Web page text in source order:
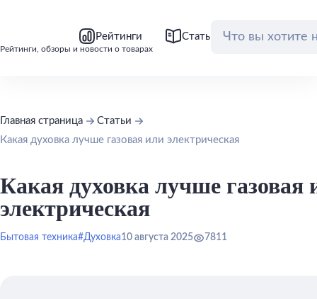
Рейтинги, обзоры и новости о товарах
Рейтинги Статьи Обзоры
Главная страница
Статьи
Какая духовка лучше газовая или электрическая
Какая духовка лучше газовая
электрическая
Бытовая техника#Духовка10 августа 2025 7811